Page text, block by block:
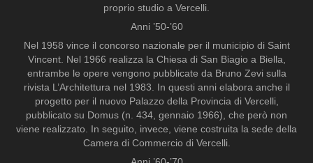
proprio studio a Vercelli.
Anni ’50-’60
Nel 1958 vince il concorso nazionale per il municipio di Saint
Vincent. Nel 1966 realizza la Chiesa di San Biagio a Biella,
entrambe le opere vengono pubblicate da Bruno Zevi sulla
rivista L’Architettura nel 1983. In questi anni elabora anche il
progetto per il nuovo Palazzo della Provincia di Vercelli,
pubblicato su Domus (n. 434, gennaio 1966), che però non
viene realizzato. In seguito, invece, viene costruita la sede della
Camera di Commercio di Vercelli.